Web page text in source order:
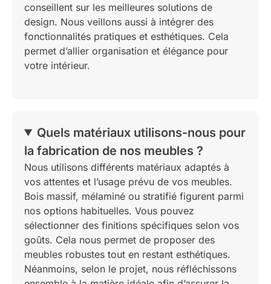
conseillent sur les meilleures solutions de
design. Nous veillons aussi à intégrer des
fonctionnalités pratiques et esthétiques. Cela
permet d’allier organisation et élégance pour
votre intérieur.
Quels matériaux utilisons-nous pour
la fabrication de nos meubles ?
Nous utilisons différents matériaux adaptés à
vos attentes et l’usage prévu de vos meubles.
Bois massif, mélaminé ou stratifié figurent parmi
nos options habituelles. Vous pouvez
sélectionner des finitions spécifiques selon vos
goûts. Cela nous permet de proposer des
meubles robustes tout en restant esthétiques.
Néanmoins, selon le projet, nous réfléchissons